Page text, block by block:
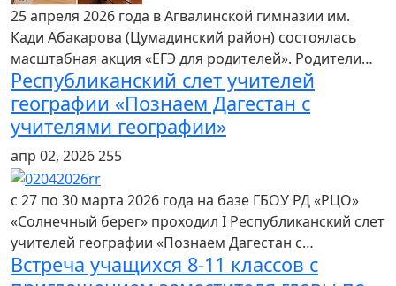
25 апреля 2026 года в Агвалинской гимназии им.
Кади Абакарова (Цумадинский район) состоялась
масштабная акция «ЕГЭ для родителей». Родители…
Республиканский слет учителей
географии «Познаем Дагестан с
учителями географии»
апр 02, 2026255
с 27 по 30 марта 2026 года на базе ГБОУ РД «РЦО»
«Солнечный берег» проходил I Республиканский слет
учителей географии «Познаем Дагестан с…
Встреча учащихся 8-11 классов с